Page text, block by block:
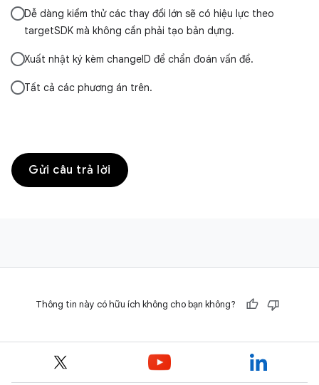
Dễ dàng kiểm thử các thay đổi lớn sẽ có hiệu lực theo
targetSDK mà không cần phải tạo bản dựng.
Xuất nhật ký kèm changeID để chẩn đoán vấn đề.
Tất cả các phương án trên.
Gửi câu trả lời
Thông tin này có hữu ích không cho bạn không?